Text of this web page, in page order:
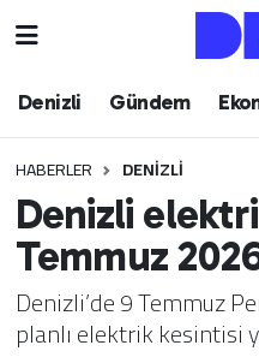
Denizli Gündem
HABERLER DENIZLI
Denizli
Temmuz
Denizli’de 9 Temmuz
planlı elektrik kesintisi
Denizli
Ekonomi
Dünya
Spor
Hava Durumu
Trafik Durumu
Puan Durumu ve
Tüm Manşetler
Son Dakika Haberleri